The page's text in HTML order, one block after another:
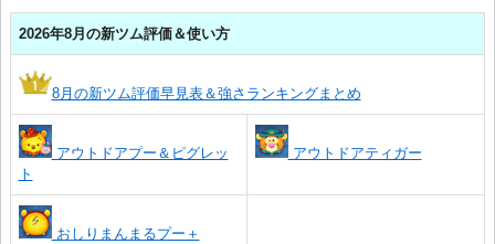
2026年8月の新ツム評価＆使い方
8月の新ツム評価早見表＆強さランキングまとめ
アウトドアプー＆ピグレッ
ト
アウトドアティガー
おしりまんまるプー＋